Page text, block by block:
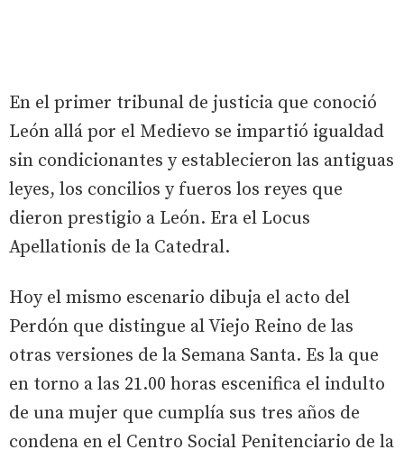
En el primer tribunal de justicia que conoció
León allá por el Medievo se impartió igualdad
sin condicionantes y establecieron las antiguas
leyes, los concilios y fueros los reyes que
dieron prestigio a León. Era el Locus
Apellationis de la Catedral.
Hoy el mismo escenario dibuja el acto del
Perdón que distingue al Viejo Reino de las
otras versiones de la Semana Santa. Es la que
en torno a las 21.00 horas escenifica el indulto
de una mujer que cumplía sus tres años de
condena en el Centro Social Penitenciario de la